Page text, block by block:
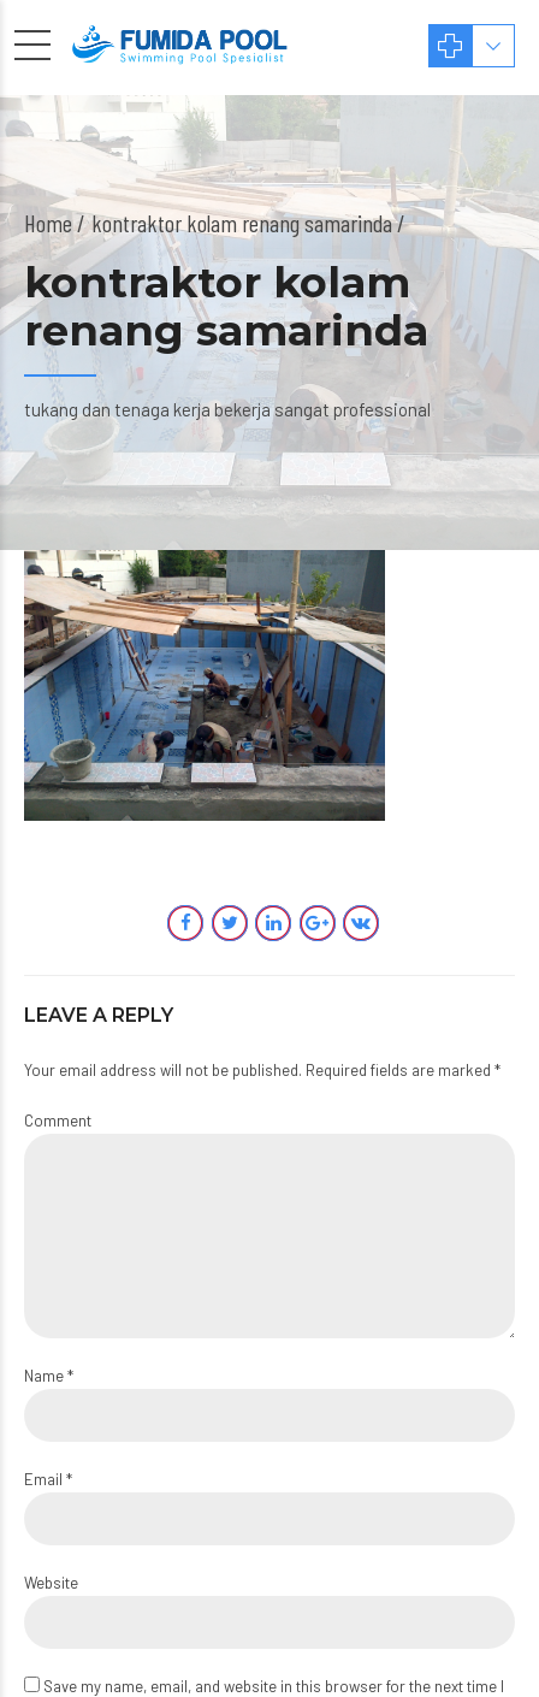
Home kontraktor kolam renang samarinda /
kontraktor kolam
renang samarinda
tukang dan tenaga kerja bekerja sangat professional
LEAVE A REPLY
Your email address will not be published. Required fields are marked *
Comment
Name *
Email *
Website
Save my name, email, and website in this browser for the next time I